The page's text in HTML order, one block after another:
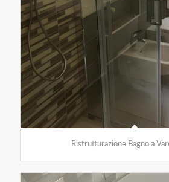
Ristrutturazione Bagno a